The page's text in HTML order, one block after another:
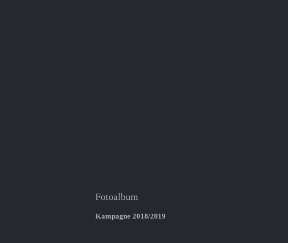
Fotoalbum
Kampagne 2018/2019